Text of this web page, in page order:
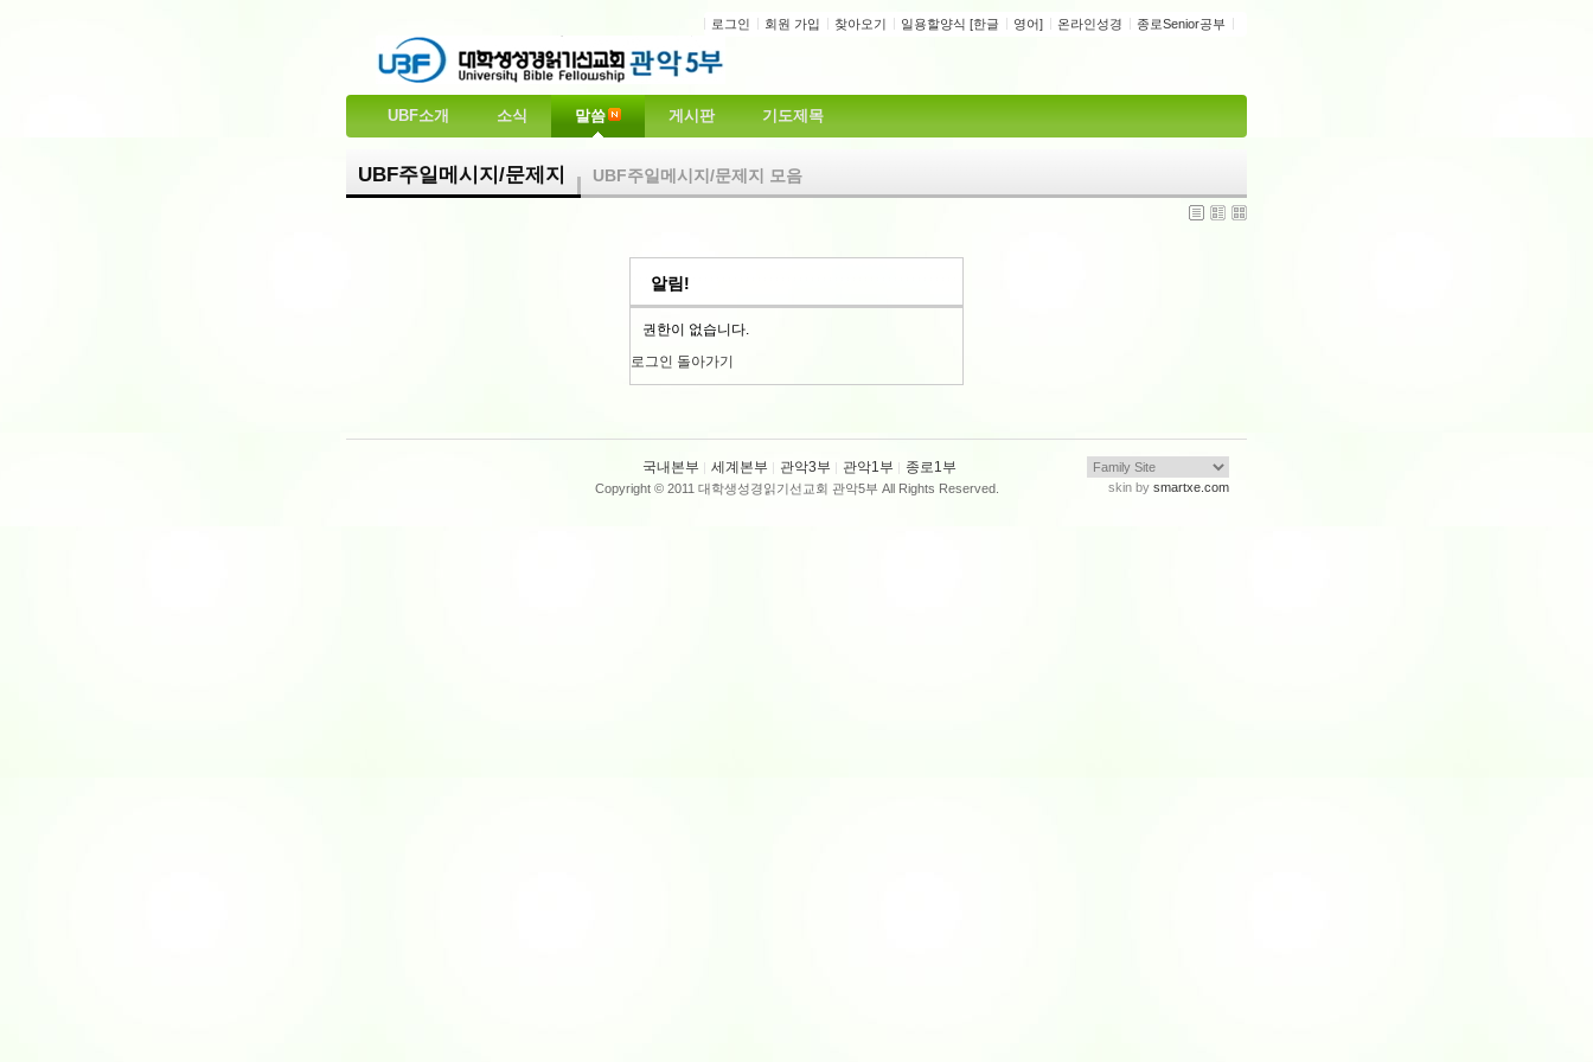
로그인 회원 가입 찾아오기 일용할양식 [한글 영어] 온라인성경 종로Senior공부
UBF소개 소식 말씀 게시판 기도제목
UBF주일메시지/문제지 UBF주일메시지/문제지 모음
알림!
권한이 없습니다.
로그인 돌아가기
국내본부 세계본부 관악3부 관악1부 종로1부
Copyright © 2011 대학생성경읽기선교회 관악5부 All Rights Reserved. skin by smartxe.com